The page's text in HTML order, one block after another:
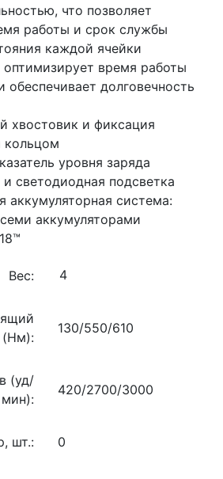
что позволяет
работы и срок службы
каждой ячейки
оптимизирует время работы
обеспечивает долговечность
хвостовик и фиксация
уровня заряда
светодиодная подсветка
аккумуляторная система:
аккумуляторами
Вес:
(Нм):
130/550/610
(уд/
мин):
420/2700/3000
шт.: 0